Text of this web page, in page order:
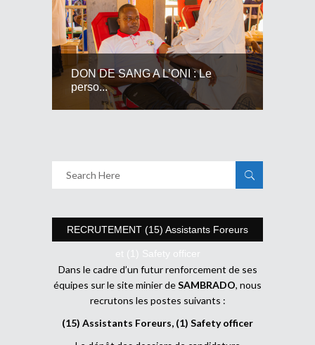
DON DE SANG A L’ONI : Le
perso...
RECRUTEMENT (15) Assistants Foreurs
et (1) Safety officer
Dans le cadre d’un futur renforcement de ses
équipes sur le site minier deSAMBRADO, nous
recrutons les postes suivants :
(15) Assistants Foreurs, (1) Safety officer